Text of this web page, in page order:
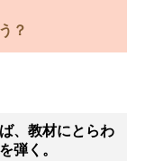
？
、教材にとらわ
弾く。